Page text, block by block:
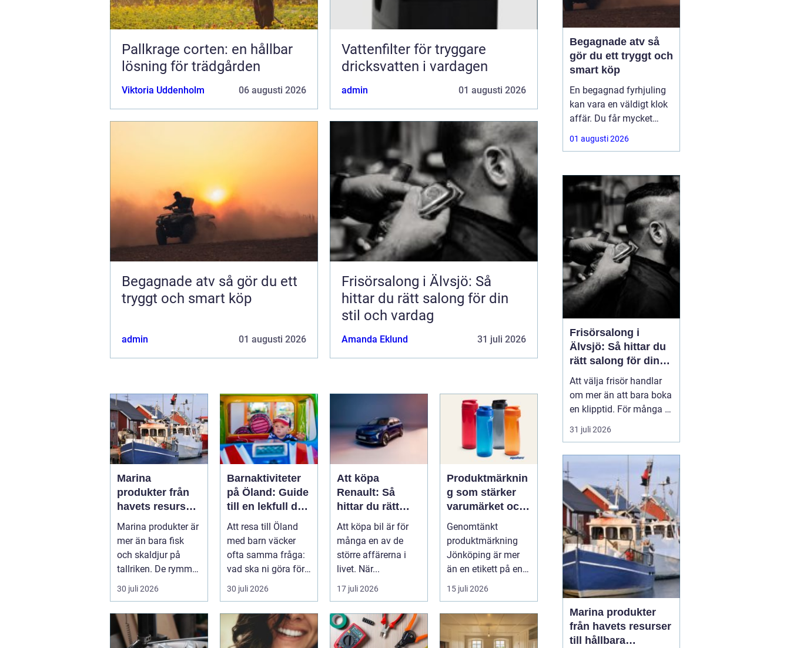
Pallkrage corten: en hållbar
lösning för trädgården
Viktoria Uddenholm 06 augusti 2026
Vattenfilter för tryggare
dricksvatten i vardagen
admin 01 augusti 2026
Begagnade atv så gör du ett
tryggt och smart köp
admin 01 augusti 2026
Frisörsalong i Älvsjö: Så
hittar du rätt salong för din
stil och vardag
Amanda Eklund 31 juli 2026
Marina
produkter från
havets resurser
till hållbara
upplevelser
Marina produkter är
mer än bara fisk
och skaldjur på
tallriken. De rymmer
allt från mat och
hälsa ti...
30 juli 2026
Barnaktiviteter
på Öland: Guide
till en lekfull dag
för hela familjen
Att resa till Öland
med barn väcker
ofta samma fråga:
vad ska ni göra för
30 juli 2026
Att köpa
Renault: Så
hittar du rätt
modell för din
vardag
Att köpa bil är för
många en av de
större affärerna i
livet. När...
17 juli 2026
Produktmärknin
g som stärker
varumärket och
förenklar
vardagen
Genomtänkt
produktmärkning
Jönköping är mer
än en etikett på en
15 juli 2026
Begagnade atv så
gör du ett tryggt och
smart köp
En begagnad fyrhjuling
kan vara en väldigt klok
affär. Du får mycket
funktion för pengarna
och slipper den största
ofta kommer direkt när
en maskin är ny.
Samtidigt kräver ett
andrahandsköp mer
eftertanke. Den som vill
köpa
01 augusti 2026
Frisörsalong i
Älvsjö: Så hittar du
rätt salong för din
stil och vardag
Att välja frisör handlar
om mer än att bara boka
en klipptid. För många är
frisörbesöket en paus i
vardagen, en chans att
känna sig mer som sig
själv. I Älvsjö fi...
31 juli 2026
Marina produkter
från havets resurser
till hållbara